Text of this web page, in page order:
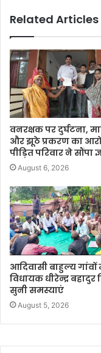
Related Articles
वनरक्षक पर दुर्घटना,
और झूठे प्रकरण का
पीड़ित परिवार ने सौंपा
August 6, 2026
आदिवासी बाहुल्य
विधायक धीरेन्द्र बहादुर
सुनी समस्याएं
August 5, 2026